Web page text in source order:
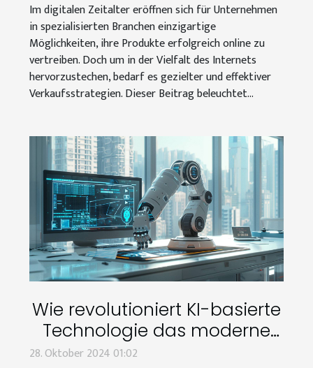
Im digitalen Zeitalter eröffnen sich für Unternehmen
in spezialisierten Branchen einzigartige
Möglichkeiten, ihre Produkte erfolgreich online zu
vertreiben. Doch um in der Vielfalt des Internets
hervorzustechen, bedarf es gezielter und effektiver
Verkaufsstrategien. Dieser Beitrag beleuchtet...
Wie revolutioniert KI-basierte
Technologie das moderne
Marketing?
28. Oktober 2024 01:02